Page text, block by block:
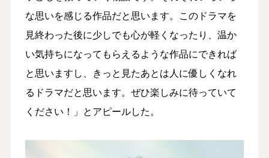
な思いを感じる作品だと思います。このドラマを
見終わった後に少しでも心が軽くなったり、温か
い気持ちになってもらえるような作品にできれば
と思いますし、きっと見たあとは人に優しくなれ
るドラマだと思います。ぜひ楽しみに待っていて
ください！」とアピールした。